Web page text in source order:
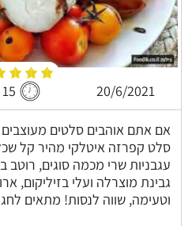
20/6/2021 15 דקות
אם אתם אוהבים סלטים
סלט קפרזה איטלקי מהיר קל
עגבניות שרי מכמה סוגים,
גבינת מוצרלה ועלי בזיליקום,
וטעימה, שווה לנסות! מתאים